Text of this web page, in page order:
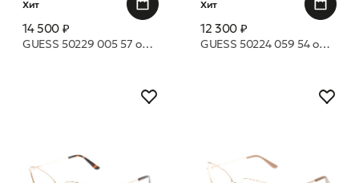
Хит
14 500 ₽
GUESS 50229 005 57 оправа
Хит
12 300 ₽
GUESS 50224 059 54 оправа